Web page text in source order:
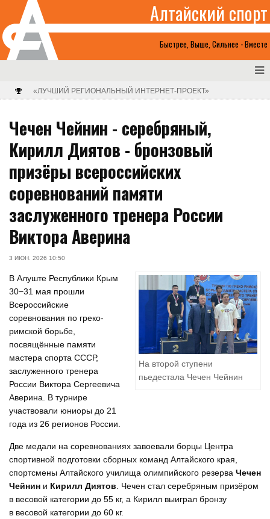
Быстрее, Выше, Сильнее - Вместе
Алтайский спорт
«ЛУЧШИЙ РЕГИОНАЛЬНЫЙ ИНТЕРНЕТ-ПРОЕКТ»
Чечен Чейнин - серебряный,
Кирилл Диятов - бронзовый
призёры всероссийских
соревнований памяти
заслуженного тренера России
Виктора Аверина
3 ИЮН. 2026 10:50
На второй ступени
пьедестала Чечен Чейнин
В Алуште Республики Крым
30−31 мая прошли
Всероссийские
соревнования по греко-
римской борьбе,
посвящённые памяти
мастера спорта СССР,
заслуженного тренера
России Виктора Сергеевича
Аверина. В турнире
участвовали юниоры до 21
года из 26 регионов России.
Две медали на соревнованиях завоевали борцы Центра
спортивной подготовки сборных команд Алтайского края,
спортсмены Алтайского училища олимпийского резерва Чечен
Чейнин и Кирилл Диятов . Чечен стал серебряным призёром
в весовой категории до 55 кг, а Кирилл выиграл бронзу
в весовой категории до 60 кг.